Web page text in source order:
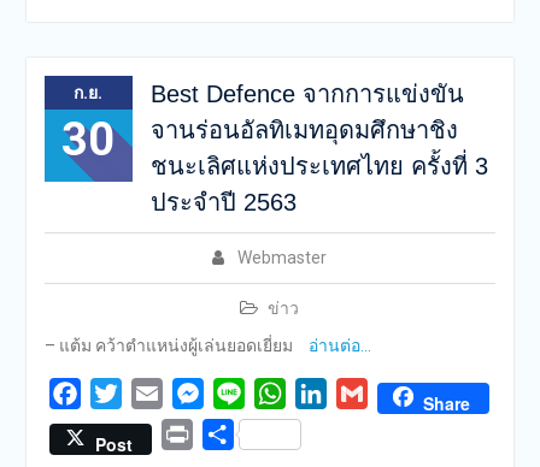
ก.ย.
30
Best Defence จากการแข่งขัน
จานร่อนอัลทิเมทอุดมศึกษาชิง
ชนะเลิศแห่งประเทศไทย ครั้งที่ 3
ประจำปี 2563
Webmaster
ข่าว
– แต้ม คว้าตำแหน่งผู้เล่นยอดเยี่ยม
อ่านต่อ…
FacebookTwitterEmail Messenger
Line WhatsAppLinkedIn
Gmail Share
Post
Print Share